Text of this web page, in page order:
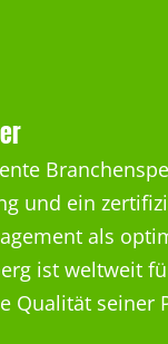
und ein
als
ist weltweit
Qualität seiner